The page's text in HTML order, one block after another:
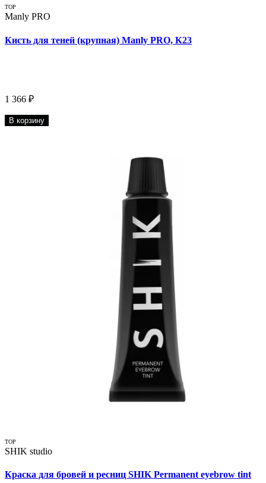
TOP
Manly PRO
Кисть для теней (крупная) Manly PRO, К23
1 366 ₽
В корзину
TOP
SHIK studio
Краска для бровей и ресниц SHIK Permanent eyebrow tint